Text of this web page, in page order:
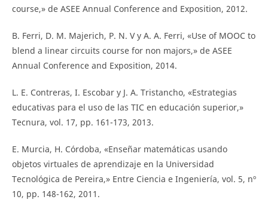
course,» de ASEE Annual Conference and Exposition, 2012.
B. Ferri, D. M. Majerich, P. N. V y A. A. Ferri, «Use of MOOC to
blend a linear circuits course for non majors,» de ASEE
Annual Conference and Exposition, 2014.
L. E. Contreras, I. Escobar y J. A. Tristancho, «Estrategias
educativas para el uso de las TIC en educación superior,»
Tecnura, vol. 17, pp. 161-173, 2013.
E. Murcia, H. Córdoba, «Enseñar matemáticas usando
objetos virtuales de aprendizaje en la Universidad
Tecnológica de Pereira,» Entre Ciencia e Ingeniería, vol. 5, nº
10, pp. 148-162, 2011.